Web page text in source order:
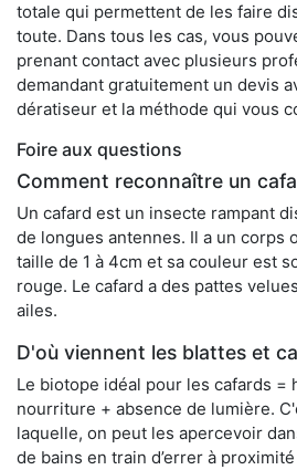
totale qui permettent de les faire
toute. Dans tous les cas, vous
prenant contact avec plusieurs
demandant gratuitement un devis
dératiseur et la méthode qui vous
Foire aux questions
Comment reconnaître un
Un cafard est un insecte rampant
de longues antennes. Il a un corps
taille de 1 à 4cm et sa couleur est
rouge. Le cafard a des pattes
ailes.
D'où viennent les blattes et
Le biotope idéal pour les cafards =
nourriture + absence de lumière.
laquelle, on peut les apercevoir
de bains en train d’errer à proximité